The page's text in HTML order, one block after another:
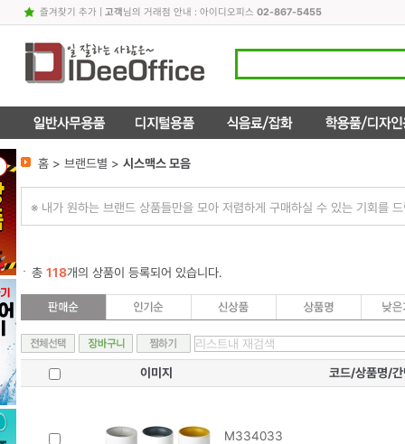
즐겨찾기 추가| 고객님의 거래점 안내 : 아이디오피스 02-867-5455
홈 > 브랜드별 > 시스맥스 모음
※ 내가 원하는 브랜드 상품들만을 모아 저렴하게 구매하실 수 있는 기회를
총 118개의 상품이 등록되어 있습니다.
이미지 코드/상품명/간
M334033